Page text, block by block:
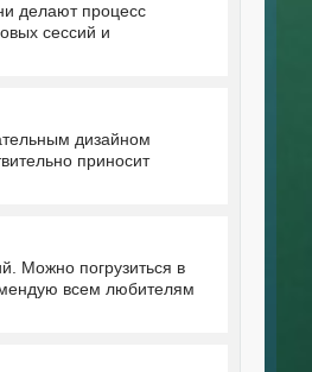
делают процесс
сессий и
дизайном
приносит
Можно погрузиться в
всем любителям